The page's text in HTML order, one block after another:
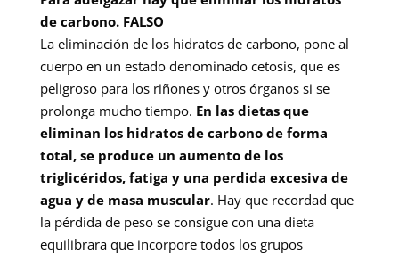
de carbono. FALSO
La eliminación de los hidratos de carbono, pone al
cuerpo en un estado denominado cetosis, que es
peligroso para los riñones y otros órganos si se
prolonga mucho tiempo. En las dietas que
eliminan los hidratos de carbono de forma
total, se produce un aumento de los
triglicéridos, fatiga y una perdida excesiva de
agua y de masa muscular. Hay que recordad que
la pérdida de peso se consigue con una dieta
equilibrara que incorpore todos los grupos